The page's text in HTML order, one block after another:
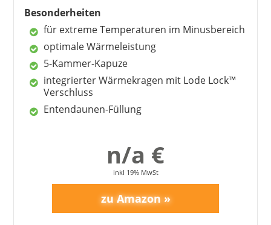
Nachteile
kein Innenbeutel
Besonderheiten
für extreme Temperaturen im Minusbereich
optimale Wärmeleistung
5-Kammer-Kapuze
integrierter Wärmekragen mit Lode Lock™
Verschluss
Entendaunen-Füllung
n/a €
inkl 19% MwSt